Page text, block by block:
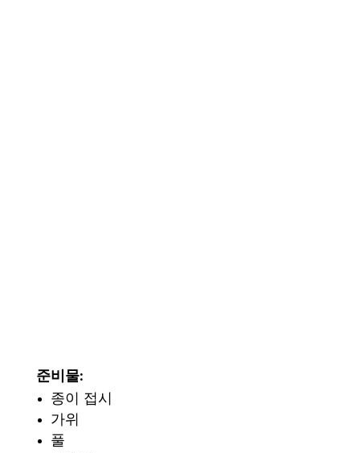
준비물:
종이 접시
가위
풀